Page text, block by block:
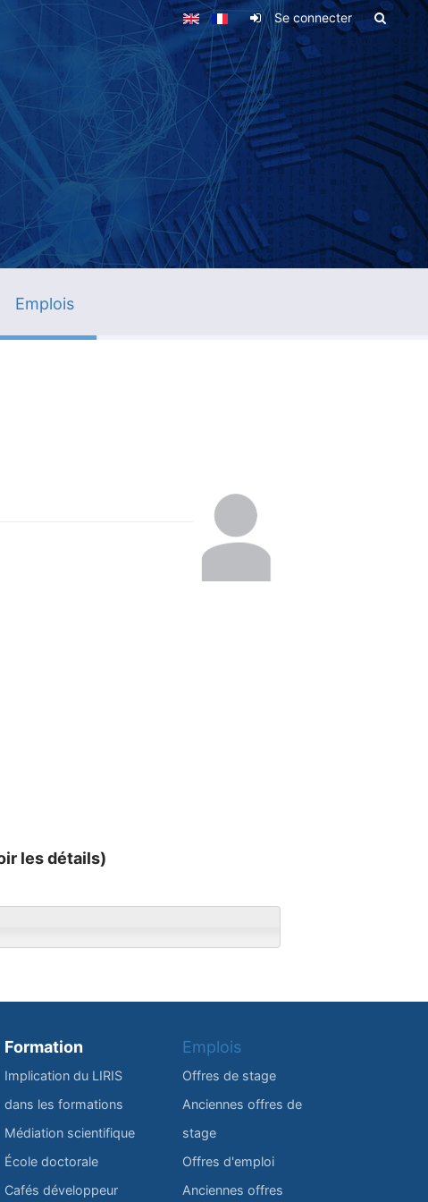
Se connecter
Emplois
les détails)
Formation
Implication du LIRIS
dans les formations
Médiation scientifique
École doctorale
Cafés développeur
Emplois
Offres de stage
Anciennes offres de
stage
Offres d'emploi
Anciennes offres